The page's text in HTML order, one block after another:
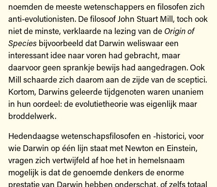
noemden de meeste wetenschappers en filosofen zich
anti-evolutionisten. De filosoof John Stuart Mill, toch ook
niet de minste, verklaarde na lezing van de Origin of
Species bijvoorbeeld dat Darwin weliswaar een
interessant idee naar voren had gebracht, maar
daarvoor geen sprankje bewijs had aangedragen. Ook
Mill schaarde zich daarom aan de zijde van de sceptici.
Kortom, Darwins geleerde tijdgenoten waren unaniem
in hun oordeel: de evolutietheorie was eigenlijk maar
broddelwerk.
Hedendaagse wetenschapsfilosofen en -historici, voor
wie Darwin op één lijn staat met Newton en Einstein,
vragen zich vertwijfeld af hoe het in hemelsnaam
mogelijk is dat de genoemde denkers de enorme
prestatie van Darwin hebben onderschat, of zelfs totaal